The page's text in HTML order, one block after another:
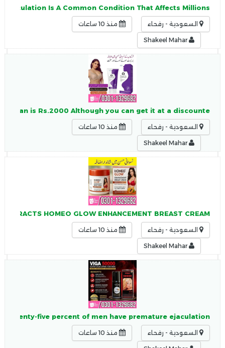
Ejaculation Is A Common Condition That Affects Millions
السعودية - رفحاء منذ 10 ساعات
Shakeel Mahar
is Rs.2000 Although you can get it at a discounte
السعودية - رفحاء منذ 10 ساعات
Shakeel Mahar
HOMEO GLOW ENHANCEMENT BREAST CREAM
السعودية - رفحاء منذ 10 ساعات
Shakeel Mahar
Seventy-five percent of men have premature ejaculation,
السعودية - رفحاء منذ 10 ساعات